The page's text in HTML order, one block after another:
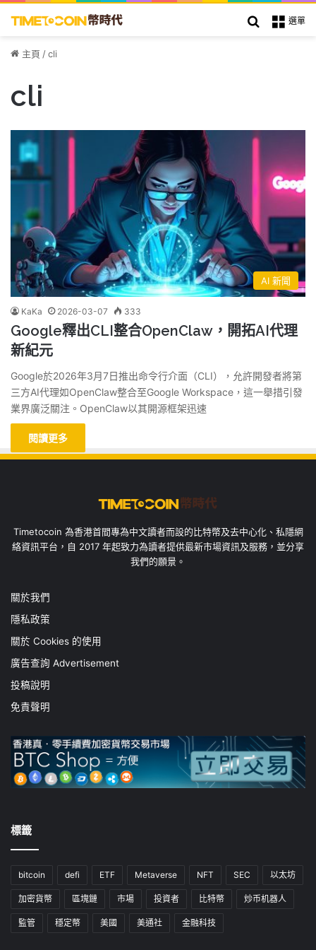
選單
搜索
主頁 /cli
cli
AI 新聞
KaKa 2026-03-07 333
Google釋出CLI整合OpenClaw，開拓AI代理
新紀元
Google於2026年3月7日推出命令行介面（CLI），允許開發者將第
三方AI代理如OpenClaw整合至Google Workspace，這一舉措引發
業界廣泛關注。OpenClaw以其開源框架迅速
閱讀更多
Timetocoin 為香港首間專為中文讀者而設的比特幣及去中心化、私隱網
絡資訊平台，自 2017 年起致力為讀者提供最新市場資訊及服務，並分享
我們的願景。
關於我們
隱私政策
關於 Cookies 的使用
廣告查詢 Advertisement
投稿說明
免責聲明
標籤
bitcoin defi ETF Metaverse NFT SEC 以太坊
加密貨幣 區塊鏈 市場 投資者 比特幣 炒币机器人
監管 穩定幣 美國 美通社 金融科技